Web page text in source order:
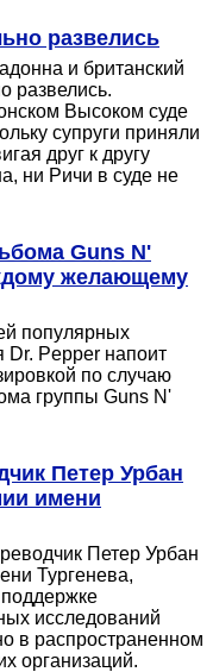
развелись
и британский
развелись.
Высоком суде
супруги приняли
друг к другу
ни Ричи в суде не
Guns N'
желающему
популярных
Dr. Pepper напоит
по случаю
группы Guns N'
Петер Урбан
имени
Петер Урбан
Тургенева,
исследований
в распространенном
организаций.